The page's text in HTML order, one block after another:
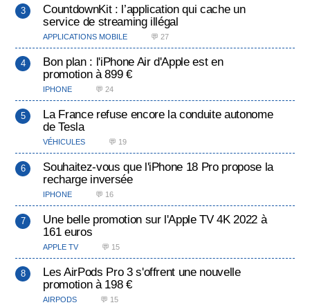
CountdownKit : l’application qui cache un
service de streaming illégal
APPLICATIONS MOBILE 💬 27
Bon plan : l'iPhone Air d'Apple est en
promotion à 899 €
IPHONE 💬 24
La France refuse encore la conduite autonome
de Tesla
VÉHICULES 💬 19
Souhaitez-vous que l'iPhone 18 Pro propose la
recharge inversée
IPHONE 💬 16
Une belle promotion sur l'Apple TV 4K 2022 à
161 euros
APPLE TV 💬 15
Les AirPods Pro 3 s'offrent une nouvelle
promotion à 198 €
AIRPODS 💬 15